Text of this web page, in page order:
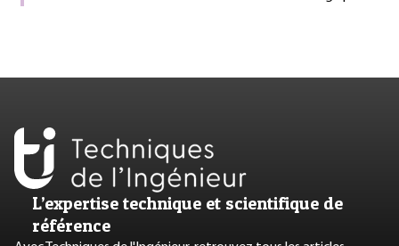
L’expertise technique et scientifique de
référence